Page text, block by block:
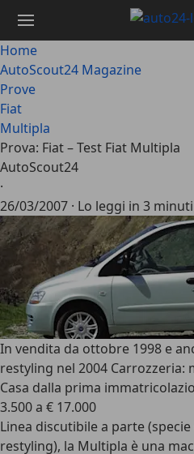
contenuto
principale
Home
AutoScout24 Magazine
Prove
Fiat
Multipla
Prova: Fiat – Test Fiat Multipla
AutoScout24
·
26/03/2007 · Lo leggi in 3 minuti
In vendita da ottobre 1998 e
restyling nel 2004 Carrozzeria:
Casa dalla prima
3.500 a € 17.000
Linea discutibile a parte
restyling), la Multipla è una